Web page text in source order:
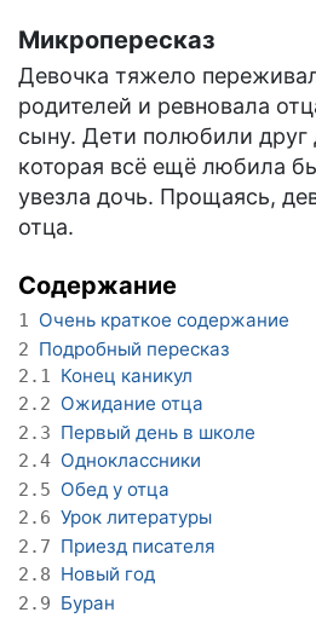
Микропересказ
Девочка тяжело
родителей и ревновала
сыну. Дети полюбили друг
которая всё ещё любила
увезла дочь. Прощаясь,
отца.
Содержание
1 Очень краткое содержание
2 Подробный пересказ
2.1 Конец каникул
2.2 Ожидание отца
2.3 Первый день в школе
2.4 Одноклассники
2.5 Обед у отца
2.6 Урок литературы
2.7 Приезд писателя
2.8 Новый год
2.9 Буран